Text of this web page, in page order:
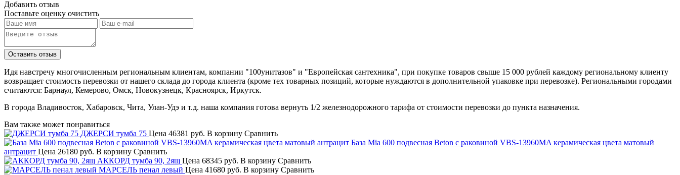
Добавить отзыв
Поставьте оценку очистить
Идя навстречу многочисленным региональным клиентам, компании "100унитазов" и "Европейская сантехника", при покупке товаров свыше 15 000 рублей каждому региональному клиенту
возвращает стоимость перевозки от нашего склада до города клиента (кроме тех товарных позиций, которые нуждаются в дополнительной упаковке при перевозке). Региональными городами
считаются: Барнаул, Кемерово, Омск, Новокузнецк, Красноярск, Иркутск.
В города Владивосток, Хабаровск, Чита, Улан-Удэ и т.д. наша компания готова вернуть 1/2 железнодорожного тарифа от стоимости перевозки до пункта назначения.
Вам также может понравиться
ДЖЕРСИ тумба 75 Цена 46381 руб. В корзину Сравнить
База Mia 600 подвесная Beton с раковиной VBS-13960MA керамическая цвета матовый
антрацит Цена 26180 руб. В корзину Сравнить
АККОРД тумба 90, 2ящ Цена 68345 руб. В корзину Сравнить
МАРСЕЛЬ пенал левый Цена 41680 руб. В корзину Сравнить